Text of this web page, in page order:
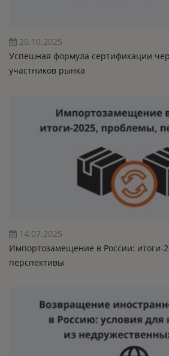
20.10.2025
Успешная формула сертификации
участников рынка
14.07.2025
Импортозамещение в России: итоги-
перспективы